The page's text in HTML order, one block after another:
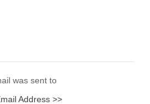
was sent to
Address >>